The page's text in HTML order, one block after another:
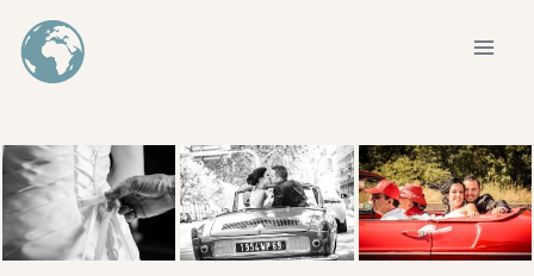
Aller
au
contenu